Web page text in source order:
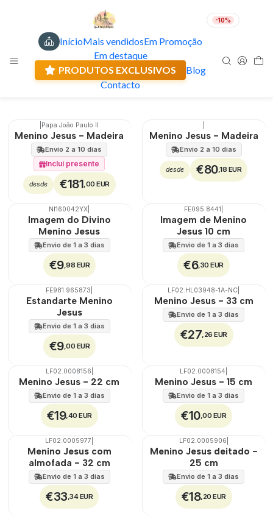
-10%
InícioMais vendidosEm Promoção
Em destaque
PRODUTOS EXCLUSIVOS
Blog
Contacto
EUR
Menino Jesus
Imagens do Menino Jesus em vários tamanhos.
Filtros
Papa João Paulo II
Menino Jesus - Madeira
Envio 2 a 10 dias
Incluí presente
desde €181,00 EUR
Menino Jesus - Madeira
Envio 2 a 10 dias
desde €80,18 EUR
Não Disponível
NI160042YX
Imagem do Divino
Menino Jesus
Envio de 1 a 3 dias
€9,98 EUR
FE095.8441
Imagem de Menino
Jesus 10 cm
Envio de 1 a 3 dias
€6,30 EUR
FE981.965873
Estandarte Menino
Jesus
Envio de 1 a 3 dias
€9,00 EUR
LF02.HL03948-1A-NC
Menino Jesus - 33 cm
Envio de 1 a 3 dias
€27,26 EUR
LF02.0008156
Menino Jesus - 22 cm
Envio de 1 a 3 dias
€19,40 EUR
LF02.0008154
Menino Jesus - 15 cm
Envio de 1 a 3 dias
€10,00 EUR
LF02.0005977
Menino Jesus com
almofada - 32 cm
Envio de 1 a 3 dias
€33,34 EUR
LF02.0005906
Menino Jesus deitado -
25 cm
Envio de 1 a 3 dias
€18,20 EUR